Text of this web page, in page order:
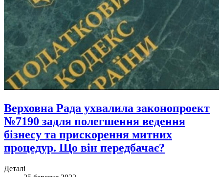
Верховна Рада ухвалила законопроект
№7190 задля полегшення ведення
бізнесу та прискорення митних
процедур. Що він передбачає?
Деталі